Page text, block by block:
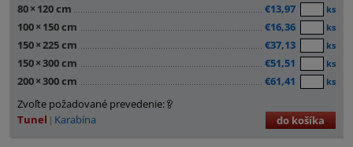
80× 120 cm €13,97 ks
100× 150 cm €16,36 ks
150×225 cm €37,13 ks
150×300 cm €51,51 ks
200×300 cm €61,41 ks
Zvoľte požadované prevedenie:
Tunel
Karabína do košíka